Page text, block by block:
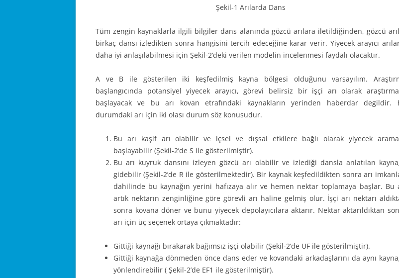
Şekil-1 Arılarda Dans
Tüm zengin kaynaklarla ilgili bilgiler dans alanında gözcü arılara iletildiğinden, gözcü
birkaç dansı izledikten sonra hangisini tercih edeceğine karar verir. Yiyecek arayıcı
daha iyi anlaşılabilmesi için Şekil-2’deki verilen modelin incelenmesi faydalı olacaktır.
A ve B ile gösterilen iki keşfedilmiş kayna bölgesi olduğunu varsayılım.
başlangıcında potansiyel yiyecek arayıcı, görevi belirsiz bir işçi arı olarak
başlayacak ve bu arı kovan etrafındaki kaynakların yerinden haberdar degildir.
durumdaki arı için iki olası durum söz konusudur.
Bu arı kaşif arı olabilir ve içsel ve dışsal etkilere bağlı olarak yiyecek
başlayabilir (Şekil-2’de S ile gösterilmiştir).
Bu arı kuyruk dansını izleyen gözcü arı olabilir ve izlediği dansla anlatılan
gidebilir (Şekil-2’de R ile gösterilmektedir). Bir kaynak keşfedildikten sonra arı
dahilinde bu kaynağın yerini hafızaya alır ve hemen nektar toplamaya başlar. Bu
artık nektarın zenginliğine göre görevli arı haline gelmiş olur. İşçi arı nektarı
sonra kovana döner ve bunu yiyecek depolayıcılara aktarır. Nektar aktarıldıktan
arı için üç seçenek ortaya çıkmaktadır:
Gittiği kaynağı bırakarak bağımsız işçi olabilir (Şekil-2’de UF ile gösterilmiştir).
Gittiği kaynağa dönmeden önce dans eder ve kovandaki arkadaşlarını da aynı
yönlendirebilir ( Şekil-2’de EF1 ile gösterilmiştir).